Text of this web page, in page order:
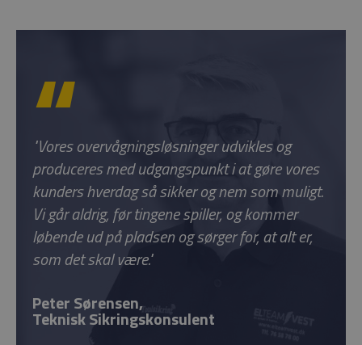
"Vores overvågningsløsninger udvikles og
produceres med udgangspunkt i at gøre vores
kunders hverdag så sikker og nem som muligt.
Vi går aldrig, før tingene spiller, og kommer
løbende ud på pladsen og sørger for, at alt er,
som det skal være."
Peter Sørensen,
Teknisk Sikringskonsulent